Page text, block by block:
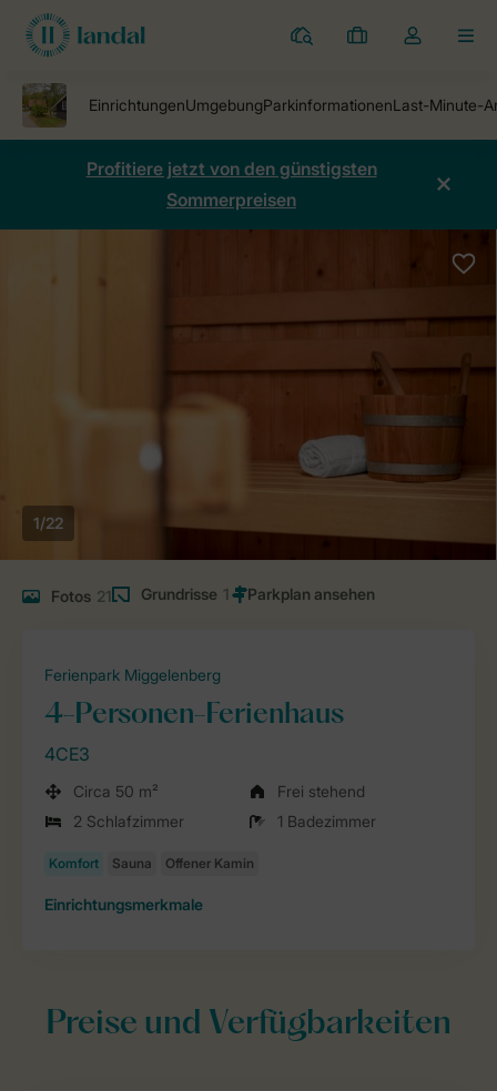
Ferienparks
Meine
Dropdown-
öffnen
Profitiere jetzt von den günstigsten
Sommerpreisen
1/22
Fotos 21 Grundrisse 1
Ferienpark Miggelenberg
4-Personen-Ferienhaus
4CE3
Circa 50 m²
Frei stehend
2 Schlafzimmer
1 Badezimmer
Einrichtungsmerkmale
Preise und Verfügbarkeiten